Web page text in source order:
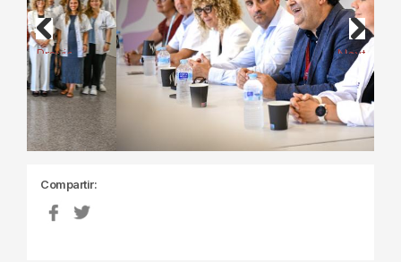
Previous Next
Compartir: